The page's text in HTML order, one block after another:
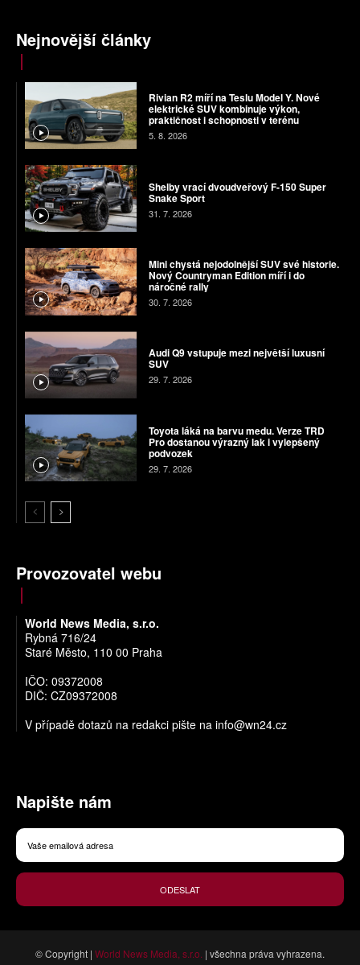
Nejnovější články
Rivian R2 míří na Teslu Model Y. Nové
elektrické SUV kombinuje výkon,
praktičnost i schopnosti v terénu
5. 8. 2026
Shelby vrací dvoudveřový F-150 Super
Snake Sport
31. 7. 2026
Mini chystá nejodolnější SUV své historie.
Nový Countryman Edition míří i do
náročné rally
30. 7. 2026
Audi Q9 vstupuje mezi největší luxusní
SUV
29. 7. 2026
Toyota láká na barvu medu. Verze TRD
Pro dostanou výrazný lak i vylepšený
podvozek
29. 7. 2026
Provozovatel webu
World News Media, s.r.o.
Rybná 716/24
Staré Město, 110 00 Praha
IČO: 09372008
DIČ: CZ09372008
V případě dotazů na redakci pište na info@wn24.cz
Napište nám
ODESLAT
© Copyright | World News Media, s.r.o. | všechna práva vyhrazena.